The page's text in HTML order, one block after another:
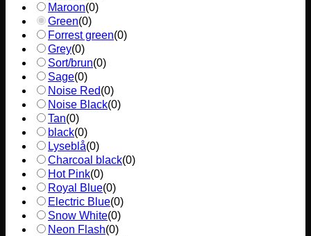
Maroon(0)
Green(0)
Forrest green(0)
Grey(0)
Sort/brun(0)
Sage(0)
Noise Red(0)
Noise Black(0)
Tan(0)
black(0)
Lyseblå(0)
Charcoal black(0)
Hot Pink(0)
Royal Blue(0)
Electric Blue(0)
Snow White(0)
Neon Flash(0)